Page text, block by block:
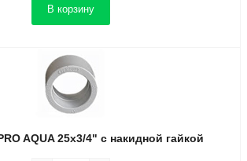
В корзину
AQUA 25x3/4" с накидной гайкой